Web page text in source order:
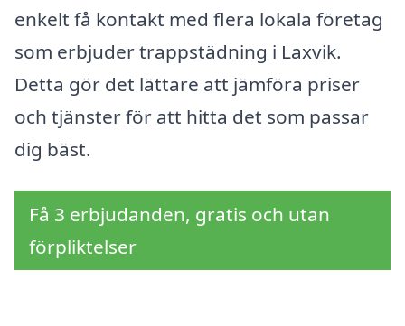
enkelt få kontakt med flera lokala företag
som erbjuder trappstädning i Laxvik.
Detta gör det lättare att jämföra priser
och tjänster för att hitta det som passar
dig bäst.
Få 3 erbjudanden, gratis och utan
förpliktelser